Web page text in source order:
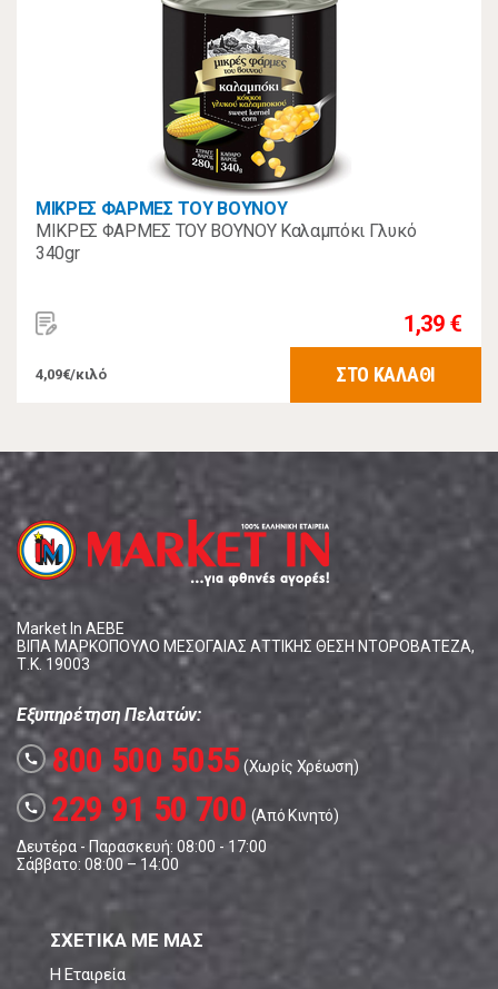
ΜΙΚΡΕΣ ΦΑΡΜΕΣ ΤΟΥ ΒΟΥΝΟΥ
ΜΙΚΡΕΣ ΦΑΡΜΕΣ ΤΟΥ ΒΟΥΝΟΥ Καλαμπόκι Γλυκό
340gr
1,39 €
4,09€/κιλό ΣΤΟ ΚΑΛΑΘΙ
Market In ΑΕΒΕ
ΒΙΠΑ ΜΑΡΚΟΠΟΥΛΟ ΜΕΣΟΓΑΙΑΣ ΑΤΤΙΚΗΣ ΘΕΣΗ ΝΤΟΡΟΒΑΤΕΖΑ,
Τ.Κ. 19003
Εξυπηρέτηση Πελατών:
call 800 500 5055(Χωρίς Χρέωση)
call 229 91 50 700 (Από Κινητό)
Δευτέρα - Παρασκευή: 08:00 - 17:00
Σάββατο: 08:00 – 14:00
ΣΧΕΤΙΚΑ ΜΕ ΜΑΣ
Η Εταιρεία